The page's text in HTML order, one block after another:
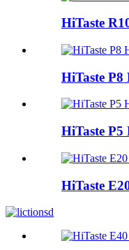
HiTaste
HiTaste
HiTaste
HiTaste